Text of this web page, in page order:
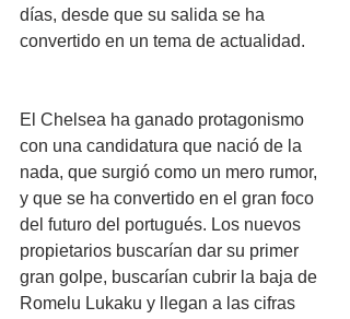
días, desde que su salida se ha
convertido en un tema de actualidad.
El Chelsea ha ganado protagonismo
con una candidatura que nació de la
nada, que surgió como un mero rumor,
y que se ha convertido en el gran foco
del futuro del portugués. Los nuevos
propietarios buscarían dar su primer
gran golpe, buscarían cubrir la baja de
Romelu Lukaku y llegan a las cifras